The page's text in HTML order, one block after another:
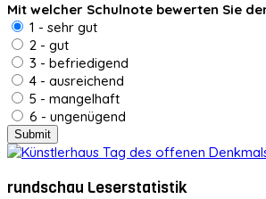
Mit welcher Schulnote bewerten Sie
1 - sehr gut
2 - gut
3 - befriedigend
4 - ausreichend
5 - mangelhaft
6 - ungenügend
rundschau Leserstatistik